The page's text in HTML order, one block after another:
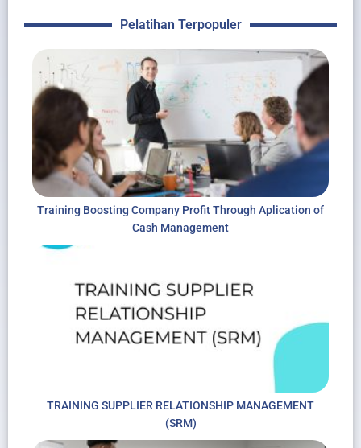
Pelatihan Terpopuler
Training Boosting Company Profit Through Aplication of
Cash Management
TRAINING SUPPLIER RELATIONSHIP MANAGEMENT
(SRM)